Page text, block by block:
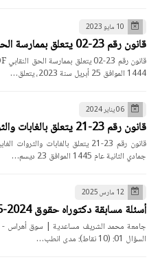
10 مايو 2023
قانون رقم 23-02 يتعلق بممارسة الحق النقابي PDF
1444 الموافق 25 أبريل سنة 2023، يتعلق…
06 يناير 2024
قانون رقم 23-21 يتعلق بالغابات والثروات الغابية PDF
جمادي الثانية عام 1445 الموافق 23 ديسم…
12 مارس 2025
أسئلة مسابقة دكتوراه حقوق 2024-2025
جامعة محمد الشريف مساعدية | سوق أهراس -
السؤال 01: (10 نقاط): مدى انطب…